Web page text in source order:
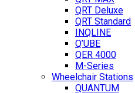
QRT Deluxe
QRT Standard
INQLINE
Q’UBE
QER 4000
M-Series
Wheelchair Stations
QUANTUM